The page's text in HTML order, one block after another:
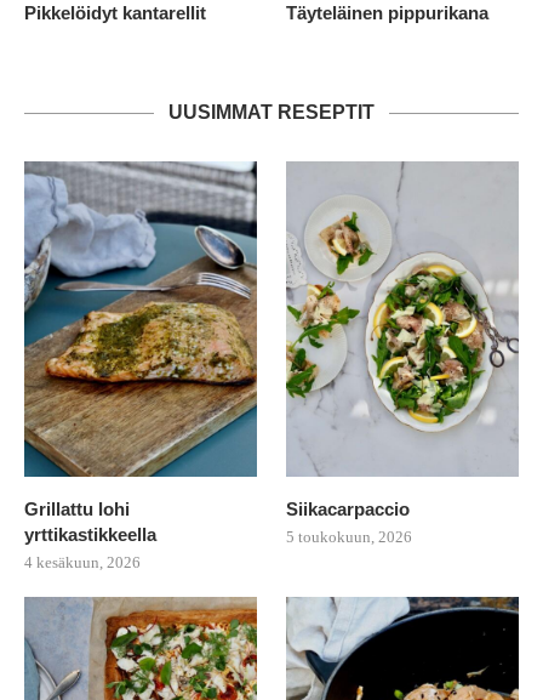
Pikkelöidyt kantarellit Täyteläinen pippurikana
UUSIMMAT RESEPTIT
Grillattu lohi
yrttikastikkeella
4 kesäkuun, 2026
Siikacarpaccio
5 toukokuun, 2026